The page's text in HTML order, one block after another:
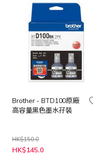
Brother - BTD100原廠
高容量黑色墨水孖裝
HK$150.0
特
殊
HK$145.0